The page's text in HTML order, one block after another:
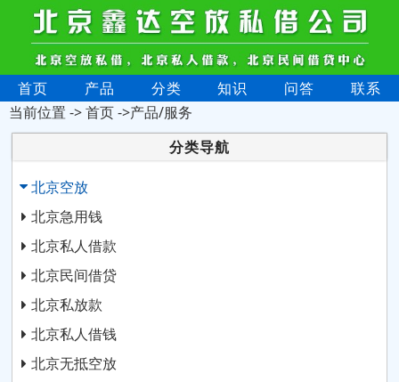
首页 产品 分类 知识 问答
联系
当前位置 ->首页->产品/服务
分类导航
北京空放
北京急用钱
北京私人借款
北京民间借贷
北京私放款
北京私人借钱
北京无抵空放